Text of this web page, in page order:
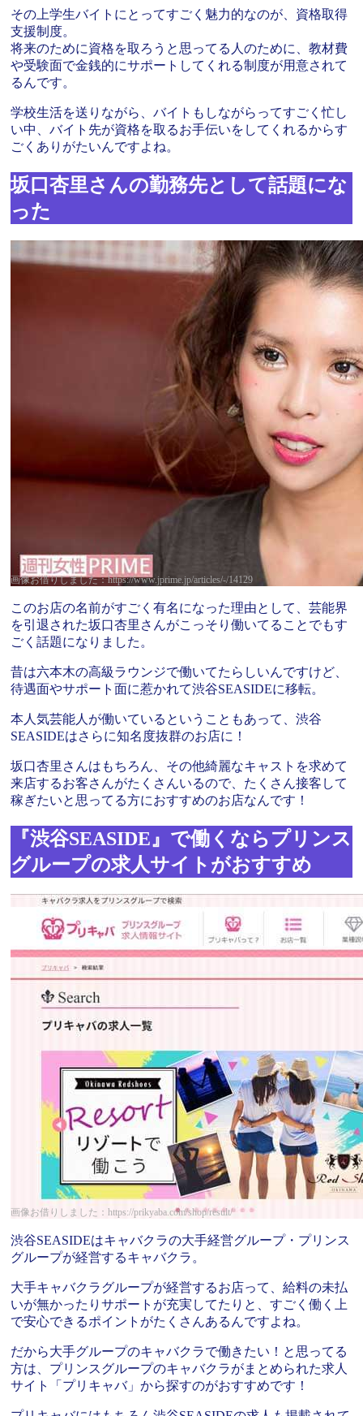
その上学生バイトにとってすごく魅力的なのが、資格取得
支援制度。
将来のために資格を取ろうと思ってる人のために、教材費
や受験面で金銭的にサポートしてくれる制度が用意されて
るんです。
学校生活を送りながら、バイトもしながらってすごく忙し
い中、バイト先が資格を取るお手伝いをしてくれるからす
ごくありがたいんですよね。
坂口杏里さんの勤務先として話題にな
った
画像お借りしました：https://www.jprime.jp/articles/-/14129
このお店の名前がすごく有名になった理由として、芸能界
を引退された坂口杏里さんがこっそり働いてることでもす
ごく話題になりました。
昔は六本木の高級ラウンジで働いてたらしいんですけど、
待遇面やサポート面に惹かれて渋谷SEASIDEに移転。
本人気芸能人が働いているということもあって、渋谷
SEASIDEはさらに知名度抜群のお店に！
坂口杏里さんはもちろん、その他綺麗なキャストを求めて
来店するお客さんがたくさんいるので、たくさん接客して
稼ぎたいと思ってる方におすすめのお店なんです！
『渋谷SEASIDE』で働くならプリンス
グループの求人サイトがおすすめ
画像お借りしました：https://prikyaba.com/shop/result/
渋谷SEASIDEはキャバクラの大手経営グループ・プリンス
グループが経営するキャバクラ。
大手キャバクラグループが経営するお店って、給料の未払
いが無かったりサポートが充実してたりと、すごく働く上
で安心できるポイントがたくさんあるんですよね。
だから大手グループのキャバクラで働きたい！と思ってる
方は、プリンスグループのキャバクラがまとめられた求人
サイト「プリキャバ」から探すのがおすすめです！